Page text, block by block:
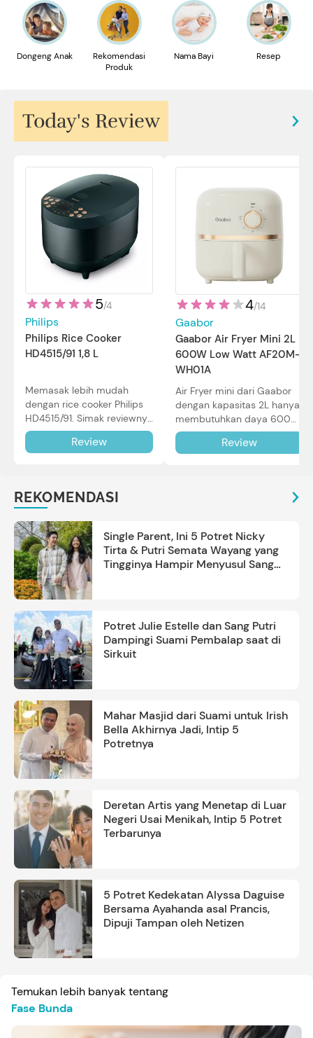
Dongeng Anak
Rekomendasi
Produk
Nama Bayi Resep
Today's Review
5/4
Philips
Philips Rice Cooker
HD4515/91 1,8 L
Memasak lebih mudah
dengan rice cooker Philips
HD4515/91. Simak reviewnya
di sini.
Review
4/14
Gaabor
Gaabor Air Fryer Mini 2L
600W Low Watt AF20M-
WH01A
Air Fryer mini dari Gaabor
dengan kapasitas 2L hanya
membutuhkan daya 600W
dalam pemakaian. Simak
review selengkapnya di sini.
Review
REKOMENDASI
Single Parent, Ini 5 Potret Nicky
Tirta & Putri Semata Wayang yang
Tingginya Hampir Menyusul Sang
Potret Julie Estelle dan Sang Putri
Dampingi Suami Pembalap saat di
Sirkuit
Mahar Masjid dari Suami untuk Irish
Bella Akhirnya Jadi, Intip 5
Potretnya
Deretan Artis yang Menetap di Luar
Negeri Usai Menikah, Intip 5 Potret
Terbarunya
5 Potret Kedekatan Alyssa Daguise
Bersama Ayahanda asal Prancis,
Dipuji Tampan oleh Netizen
Temukan lebih banyak tentang
Fase Bunda